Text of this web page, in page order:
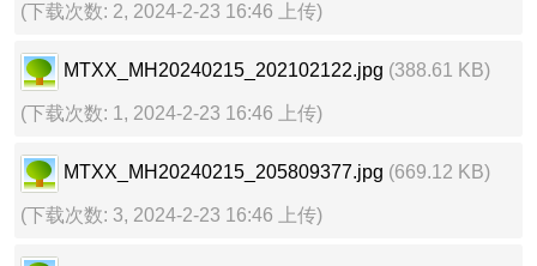
(下载次数: 2, 2024-2-23 16:46 上传)
MTXX_MH20240215_202102122.jpg (388.61 KB)
(下载次数: 1, 2024-2-23 16:46 上传)
MTXX_MH20240215_205809377.jpg (669.12 KB)
(下载次数: 3, 2024-2-23 16:46 上传)